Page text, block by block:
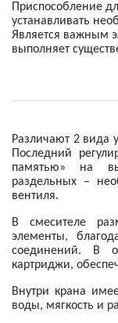
Приспособление
устанавливать
Является важным
выполняет
Различают 2 вида
Последний
памятью» на
раздельных –
вентиля.
В смесителе
элементы,
соединений. В
картриджи,
Внутри крана
воды, мягкость и